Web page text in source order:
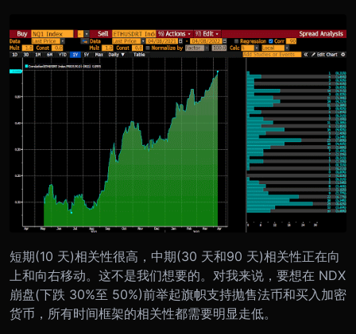
短期(10 天)相关性很高，中期(30 天和90 天)相关性正在向
上和向右移动。这不是我们想要的。对我来说，要想在 NDX
崩盘(下跌 30%至 50%)前举起旗帜支持抛售法币和买入加密
货币，所有时间框架的相关性都需要明显走低。